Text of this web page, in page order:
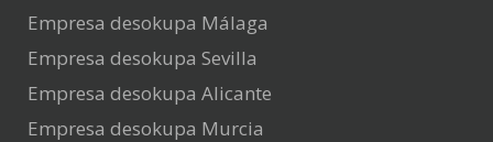
Empresa desokupa Málaga
Empresa desokupa Sevilla
Empresa desokupa Alicante
Empresa desokupa Murcia